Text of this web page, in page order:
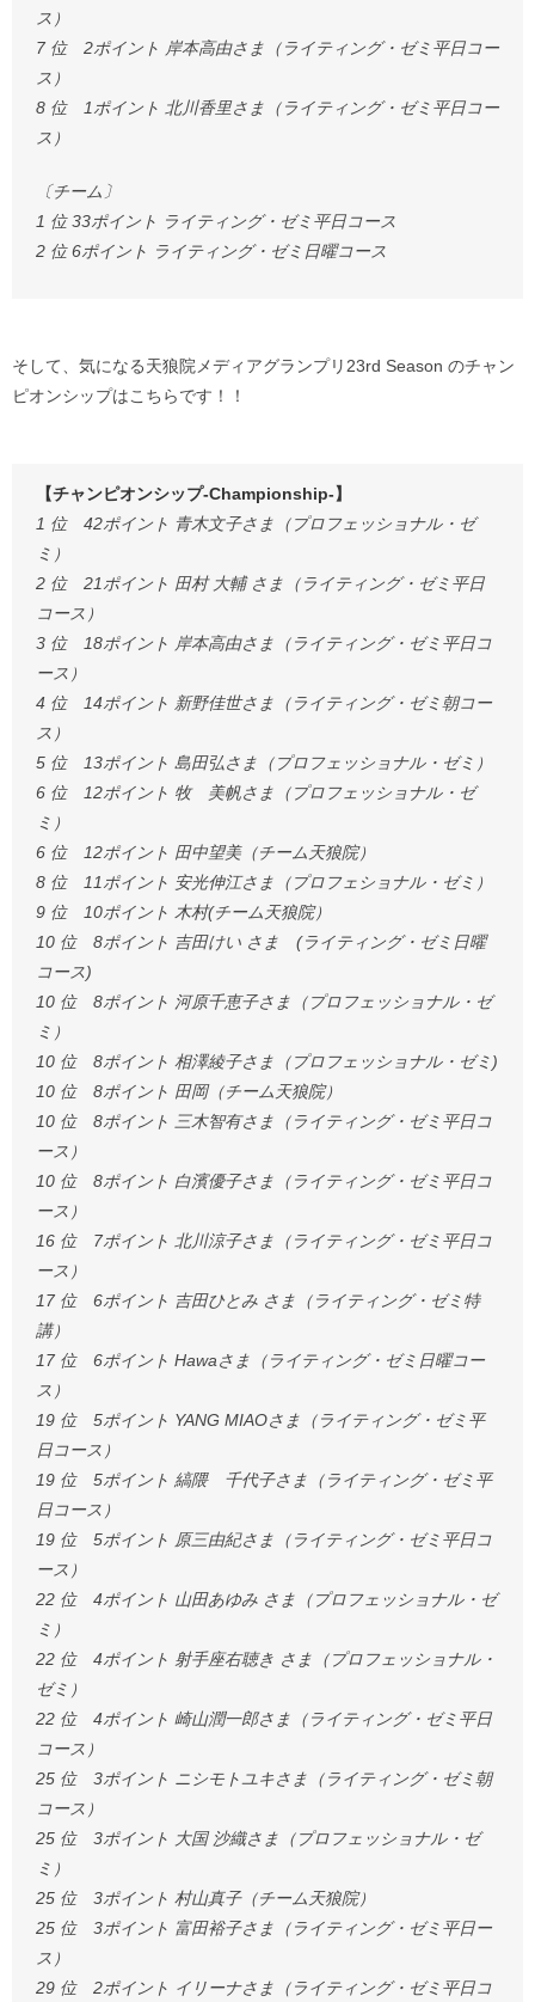
ス）
7 位 2ポイント 岸本高由さま（ライティング・ゼミ平日コー
ス）
8 位 1ポイント 北川香里さま（ライティング・ゼミ平日コー
ス）
〔チーム〕
1 位 33ポイント ライティング・ゼミ平日コース
2 位 6ポイント ライティング・ゼミ日曜コース
そして、気になる天狼院メディアグランプリ23rd Season のチャン
ピオンシップはこちらです！！
【チャンピオンシップ-Championship-】
1 位 42ポイント 青木文子さま（プロフェッショナル・ゼ
ミ）
2 位 21ポイント 田村 大輔 さま（ライティング・ゼミ平日
コース）
3 位 18ポイント 岸本高由さま（ライティング・ゼミ平日コ
ース）
4 位 14ポイント 新野佳世さま（ライティング・ゼミ朝コー
ス）
5 位 13ポイント 島田弘さま（プロフェッショナル・ゼミ）
6 位 12ポイント 牧 美帆さま（プロフェッショナル・ゼ
ミ）
6 位 12ポイント 田中望美（チーム天狼院）
8 位 11ポイント 安光伸江さま（プロフェショナル・ゼミ）
9 位 10ポイント 木村(チーム天狼院）
10 位 8ポイント 吉田けい さま (ライティング・ゼミ日曜
コース)
10 位 8ポイント 河原千恵子さま（プロフェッショナル・ゼ
ミ）
10 位 8ポイント 相澤綾子さま（プロフェッショナル・ゼミ)
10 位 8ポイント 田岡（チーム天狼院）
10 位 8ポイント 三木智有さま（ライティング・ゼミ平日コ
ース）
10 位 8ポイント 白濱優子さま（ライティング・ゼミ平日コ
ース）
16 位 7ポイント 北川涼子さま（ライティング・ゼミ平日コ
ース）
17 位 6ポイント 吉田ひとみ さま（ライティング・ゼミ特
講）
17 位 6ポイント Hawaさま（ライティング・ゼミ日曜コー
ス）
19 位 5ポイント YANG MIAOさま（ライティング・ゼミ平
日コース）
19 位 5ポイント 縞隈 千代子さま（ライティング・ゼミ平
日コース）
19 位 5ポイント 原三由紀さま（ライティング・ゼミ平日コ
ース）
22 位 4ポイント 山田あゆみ さま（プロフェッショナル・ゼ
ミ）
22 位 4ポイント 射手座右聴き さま（プロフェッショナル・
ゼミ）
22 位 4ポイント 崎山潤一郎さま（ライティング・ゼミ平日
コース）
25 位 3ポイント ニシモトユキさま（ライティング・ゼミ朝
コース）
25 位 3ポイント 大国 沙織さま（プロフェッショナル・ゼ
ミ）
25 位 3ポイント 村山真子（チーム天狼院）
25 位 3ポイント 富田裕子さま（ライティング・ゼミ平日ー
ス）
29 位 2ポイント イリーナさま（ライティング・ゼミ平日コ